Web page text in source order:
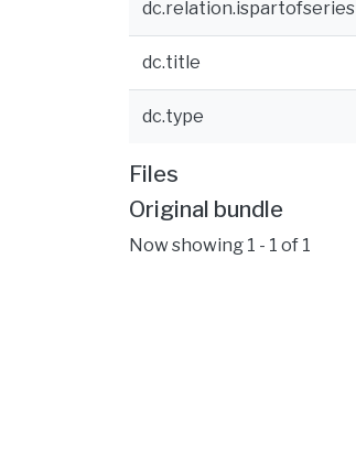
dc.relation.ispartofseries
dc.title
dc.type
Files
Original bundle
Now showing 1 - 1 of 1